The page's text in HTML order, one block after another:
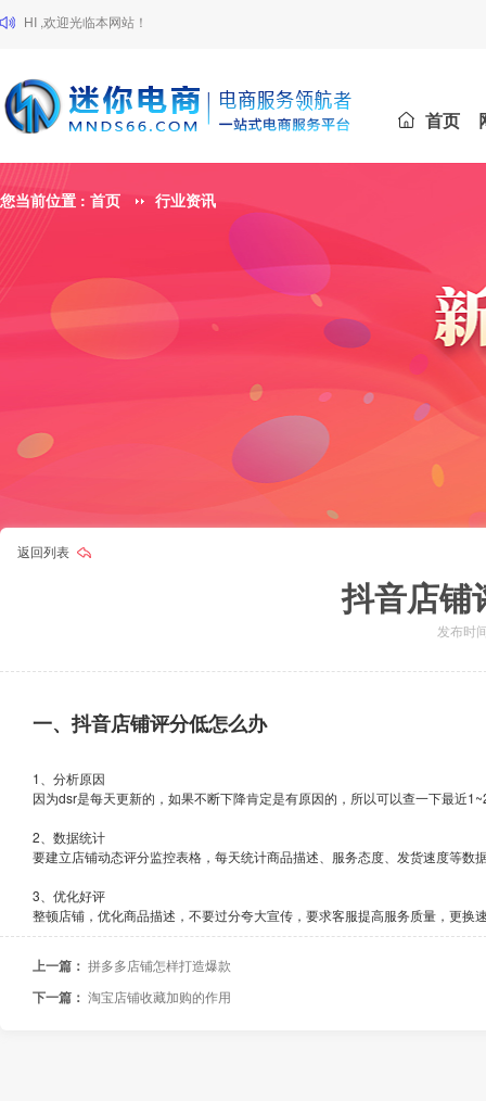
HI ,欢迎光临本网站！
首页
您当前位置 : 首页 行业资讯
返回列表
抖音店铺
发布时
一、抖音店铺评分低怎么办
1、分析原因
因为dsr是每天更新的，如果不断下降肯定是有原因的，所以可以查一下最近
2、数据统计
要建立店铺动态评分监控表格，每天统计商品描述、服务态度、发货速度等数
3、优化好评
整顿店铺，优化商品描述，不要过分夸大宣传，要求客服提高服务质量，更换
上一篇： 拼多多店铺怎样打造爆款
下一篇： 淘宝店铺收藏加购的作用